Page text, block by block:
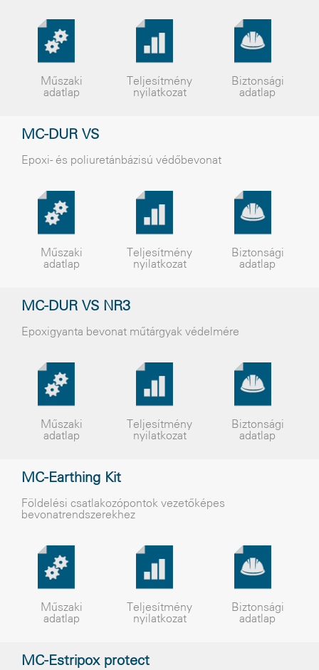
Műszaki
adatlap
Teljesítmény
nyilatkozat
Biztonsági
adatlap
MC-DUR VS
Epoxi- és poliuretánbázisú védõbevonat
Műszaki
adatlap
Teljesítmény
nyilatkozat
Biztonsági
adatlap
MC-DUR VS NR3
Epoxigyanta bevonat műtárgyak védelmére
Műszaki
adatlap
Teljesítmény
nyilatkozat
Biztonsági
adatlap
MC-Earthing Kit
Földelési csatlakozópontok vezetőképes
bevonatrendszerekhez
Műszaki
adatlap
Teljesítmény
nyilatkozat
Biztonsági
adatlap
MC-Estripox protect